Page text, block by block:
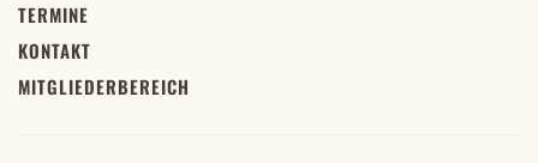
TERMINE
KONTAKT
MITGLIEDERBEREICH